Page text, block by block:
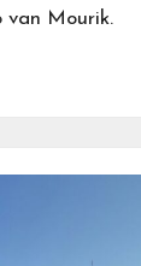
van Mourik.